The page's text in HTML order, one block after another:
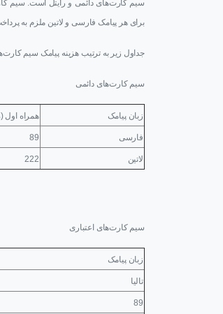
برای هر پیامک فارسی و لاتین ملزم به پرداخت 160 ریال هزینه
جداول زیر به ترتیب هزینه پیامک سیم
سیم کارت‌های دائمی
زبان پیامک همراه اول
فارسی 89
لاتین 222
سیم کارت‌های اعتباری
زبان پیامک
تالیا
89